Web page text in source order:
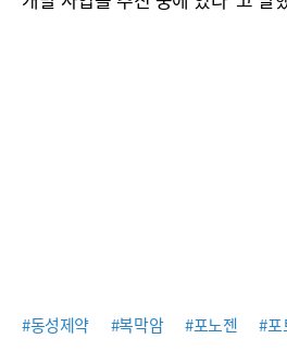
#동성제약 #복막암 #포노젠 #포